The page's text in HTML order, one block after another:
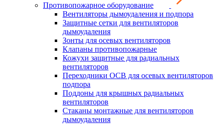
Противопожарное оборудование
Вентиляторы дымоудаления и подпора
Защитные сетки для вентиляторов
дымоудаления
Зонты для осевых вентиляторов
Клапаны противопожарные
Кожухи защитные для радиальных
вентиляторов
Переходники ОСВ для осевых вентиляторов
подпора
Поддоны для крышных радиальных
вентиляторов
Стаканы монтажные для вентиляторов
дымоудаления